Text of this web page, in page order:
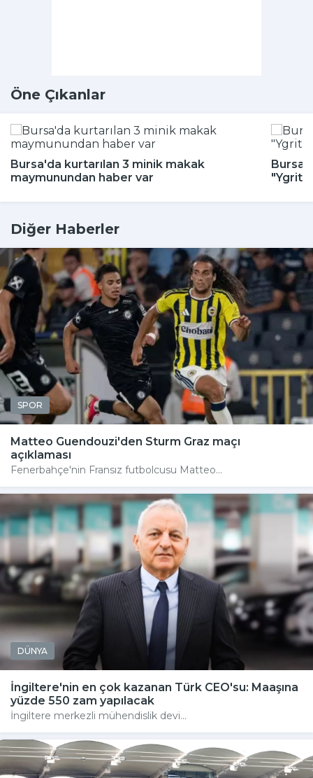
Öne Çıkanlar
Bursa'da kurtarılan 3 minik makak
maymunundan haber var
Bursa
Diğer Haberler
SPOR
Matteo Guendouzi'den Sturm Graz maçı
açıklaması
Fenerbahçe'nin Fransız futbolcusu Matteo...
DÜNYA
İngiltere'nin en çok kazanan Türk CEO'su: Maaşına
yüzde 550 zam yapılacak
İngiltere merkezli mühendislik devi...